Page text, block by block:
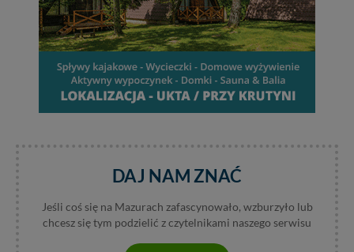
DAJ NAM ZNAĆ
Jeśli coś się na Mazurach zafascynowało, wzburzyło lub
chcesz się tym podzielić z czytelnikami naszego serwisu